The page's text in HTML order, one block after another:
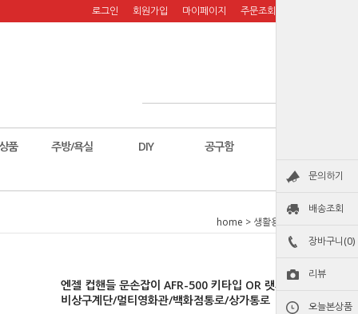
문의하기
배송조회
장바구니(0)
리뷰
오늘본상품
로그인 회원가입 마이페이지 주문조회
품 주방/욕실 DIY 공구함
home > 생활용품
엔젤 컵핸들 문손잡이 AFR-500 키타입 OR 랫치 통로형/
비상구계단/멀티영화관/백화점통로/상가통로